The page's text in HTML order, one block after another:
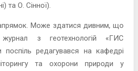
та О. Сінної).
Може здатися дивним, що
з геотехнологій «ГИС
редагувався на кафедрі
та охорони природи у